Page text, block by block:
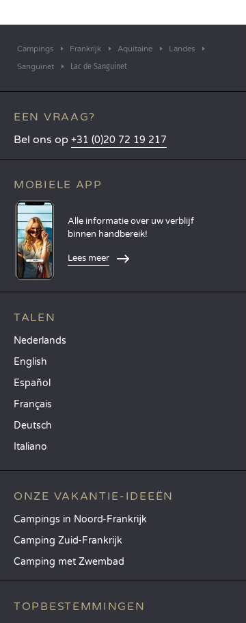
Campings Frankrijk Aquitaine
Landes
Sanguinet
Lac de Sanguinet
EEN VRAAG?
Bel ons op +31 (0)20 72 19 217
MOBIELE APP
Alle informatie over uw verblijf
binnen handbereik!
Lees meer
TALEN
Nederlands
English
Español
Français
Deutsch
Italiano
ONZE VAKANTIE-IDEEËN
Campings in Noord-Frankrijk
Camping Zuid-Frankrijk
Camping met Zwembad
TOPBESTEMMINGEN